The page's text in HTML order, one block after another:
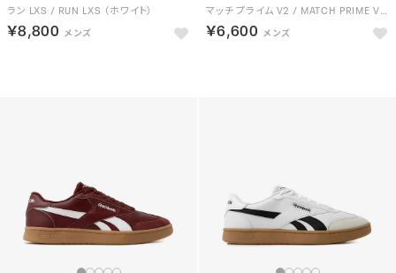
ラン LXS / RUN LXS （ホワイト）
￥8,800
マッチ プライム V2 / MATCH PRIME V2 （チョーク）
￥6,600